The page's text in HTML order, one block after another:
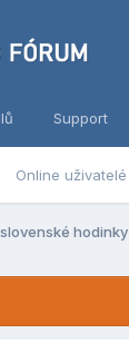
Online uživatelé
Support
hodinky